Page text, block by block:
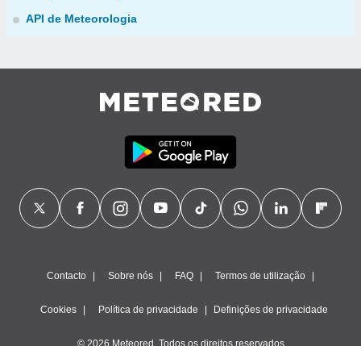
API de Meteorologia
Contacto Sobre nós FAQ Termos de utilização
Cookies Política de privacidade Definições de privacidade
© 2026 Meteored. Todos os direitos reservados